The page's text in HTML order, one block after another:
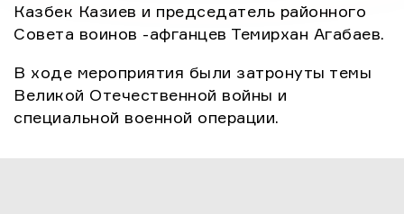
Казбек Казиев и председатель районного
Совета воинов -афганцев Темирхан Агабаев.
В ходе мероприятия были затронуты темы
Великой Отечественной войны и
специальной военной операции.